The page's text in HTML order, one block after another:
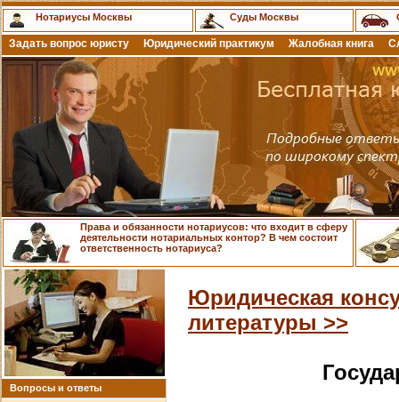
Нотариусы Москвы Суды Москвы
Задать вопрос юристу Юридический практикум Жалобная книга
Права и обязанности нотариусов: что входит в сферу
деятельности нотариальных контор? В чем состоит
ответственность нотариуса?
Вопросы и ответы
Юридическая
литературы >>